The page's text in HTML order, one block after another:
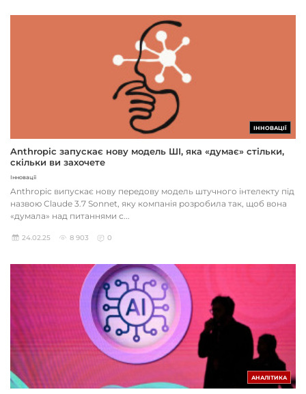
ІННОВАЦІЇ
Anthropic запускає нову модель ШІ, яка «думає» стільки,
скільки ви захочете
Інновації
Anthropic випускає нову передову модель штучного інтелекту під
назвою Claude 3.7 Sonnet, яку компанія розробила так, щоб вона
«думала» над питаннями с...
24.02.25 8 903 0
АНАЛІТИКА